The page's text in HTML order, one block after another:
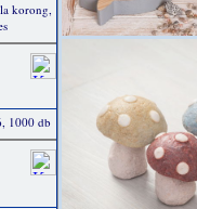
korong,
1000 db